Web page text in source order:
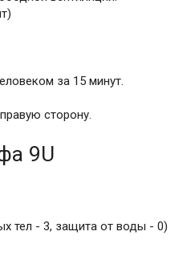
за 15 минут.
сторону.
9U
тел - 3, защита от воды - 0)